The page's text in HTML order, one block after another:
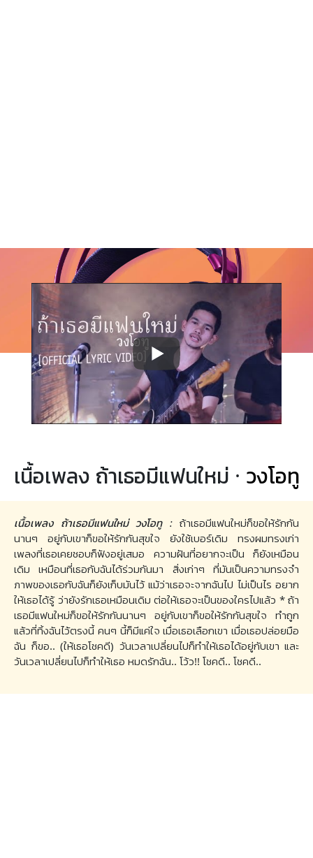
เนื้อเพลง ถ้าเธอมีแฟนใหม่ · วงโอทู
เนื้อเพลง ถ้าเธอมีแฟนใหม่ วงโอทู : ถ้าเธอมีแฟนใหม่ก็ขอให้รักกัน
นานๆ อยู่กับเขาก็ขอให้รักกันสุขใจ ยังใช้เบอร์เดิม ทรงผมทรงเก่า
เพลงที่เธอเคยชอบก็ฟังอยู่เสมอ ความฝันที่อยากจะเป็น ก็ยังเหมือน
เดิม เหมือนที่เธอกับฉันได้ร่วมกันมา สิ่งเก่าๆ ที่มันเป็นความทรงจำ
ภาพของเธอกับฉันก็ยังเก็บมันไว้ แม้ว่าเธอจะจากฉันไป ไม่เป็นไร อยาก
ให้เธอได้รู้ ว่ายังรักเธอเหมือนเดิม ต่อให้เธอจะเป็นของใครไปแล้ว * ถ้า
เธอมีแฟนใหม่ก็ขอให้รักกันนานๆ อยู่กับเขาก็ขอให้รักกันสุขใจ ทำถูก
แล้วที่ทิ้งฉันไว้ตรงนี้ คนๆ นี้ก็มีแค่ใจ เมื่อเธอเลือกเขา เมื่อเธอปล่อยมือ
ฉัน ก็ขอ.. (ให้เธอโชคดี) วันเวลาเปลี่ยนไปก็ทำให้เธอได้อยู่กับเขา และ
วันเวลาเปลี่ยนไปก็ทำให้เธอ หมดรักฉัน.. โว้ว!! โชคดี.. โชคดี..